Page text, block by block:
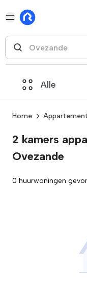
Alle
Home
2 kamers
Ovezande
0 huurwoningen